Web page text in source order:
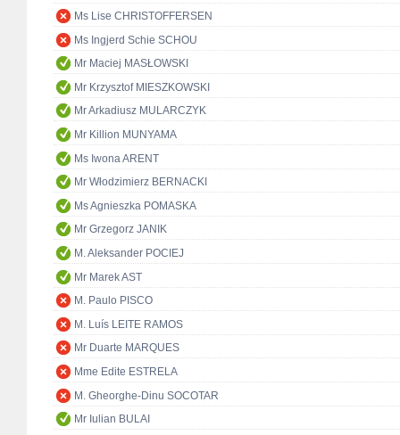
Ms Lise CHRISTOFFERSEN
Ms Ingjerd Schie SCHOU
Mr Maciej MASŁOWSKI
Mr Krzysztof MIESZKOWSKI
Mr Arkadiusz MULARCZYK
Mr Killion MUNYAMA
Ms Iwona ARENT
Mr Włodzimierz BERNACKI
Ms Agnieszka POMASKA
Mr Grzegorz JANIK
M. Aleksander POCIEJ
Mr Marek AST
M. Paulo PISCO
M. Luís LEITE RAMOS
Mr Duarte MARQUES
Mme Edite ESTRELA
M. Gheorghe-Dinu SOCOTAR
Mr Iulian BULAI